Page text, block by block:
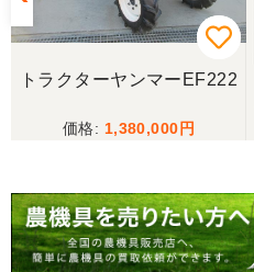
福岡県／にしむら
丁寧な対応でした
福岡県／津田泰成
トラクターヤンマーEF222
1,380,000